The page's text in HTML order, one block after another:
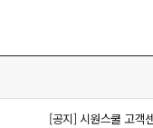
[공지] 시원스쿨 고객